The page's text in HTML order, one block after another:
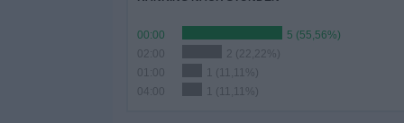
00:00
5 (55,56%)
02:00
2 (22,22%)
1 (11,11%)
1 (11,11%)